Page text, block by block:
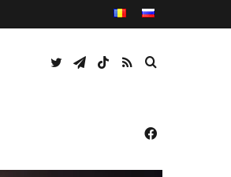
Caută
RSS
TikTok
Telegram
Twitter
Facebook